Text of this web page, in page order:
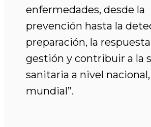
enfermedades, desde la
prevención hasta la
preparación, la
gestión y contribuir a la
sanitaria a nivel
mundial”.